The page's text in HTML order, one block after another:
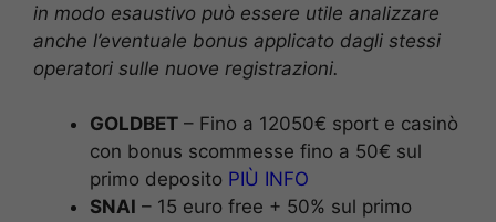
in modo esaustivo può essere utile analizzare
anche l’eventuale bonus applicato dagli stessi
operatori sulle nuove registrazioni.
GOLDBET – Fino a 12050€ sport e casinò
con bonus scommesse fino a 50€ sul
primo deposito PIÙ INFO
SNAI – 15 euro free + 50% sul primo